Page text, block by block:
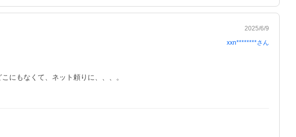
2025/6/9
xxn********さん
にもなくて、ネット頼りに、、、。